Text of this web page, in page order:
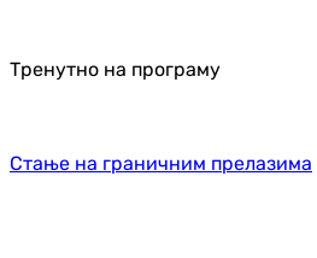
Тренутно на програму
Стање на граничним прелазима